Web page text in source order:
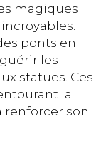
magiques
ponts en
les
statues. Ces
la
son